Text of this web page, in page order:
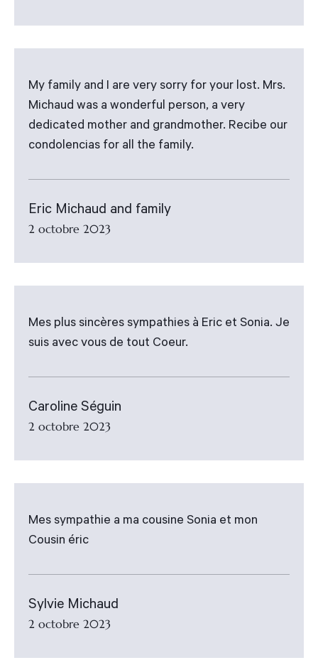
My family and I are very sorry for your lost. Mrs.
Michaud was a wonderful person, a very
dedicated mother and grandmother. Recibe our
condolencias for all the family.
Eric Michaud and family
2 octobre 2023
Mes plus sincères sympathies à Eric et Sonia. Je
suis avec vous de tout Coeur.
Caroline Séguin
2 octobre 2023
Mes sympathie a ma cousine Sonia et mon
Cousin éric
Sylvie Michaud
2 octobre 2023